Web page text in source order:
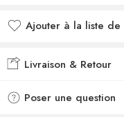
Ajouter à la liste de
Ajouté à la liste de
Livraison & Retour
Poser une question